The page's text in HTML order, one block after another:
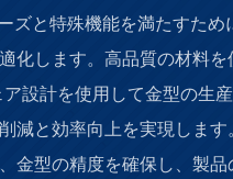
ズと特殊機能を満たすため
化します。高品質の材料
設計を使用して金型の生
減と効率向上を実現しま
金型の精度を確保し、製